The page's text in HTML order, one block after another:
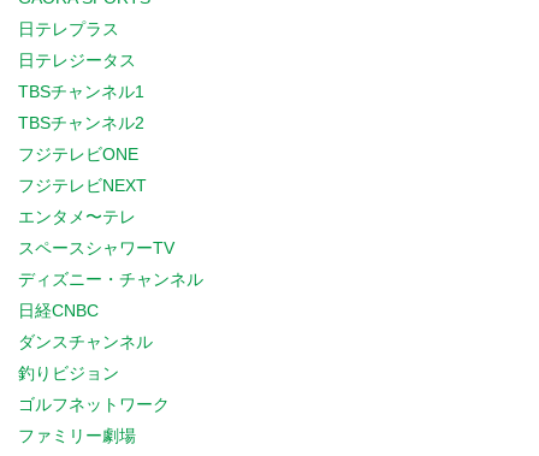
日テレプラス
日テレジータス
TBSチャンネル1
TBSチャンネル2
フジテレビONE
フジテレビNEXT
エンタメ〜テレ
スペースシャワーTV
ディズニー・チャンネル
日経CNBC
ダンスチャンネル
釣りビジョン
ゴルフネットワーク
ファミリー劇場